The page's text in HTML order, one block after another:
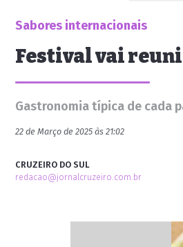
Sabores internacionais
Festival vai
Gastronomia típica de cada
22 de Março de 2025 às 21:02
CRUZEIRO DO SUL
redacao@jornalcruzeiro.com.br